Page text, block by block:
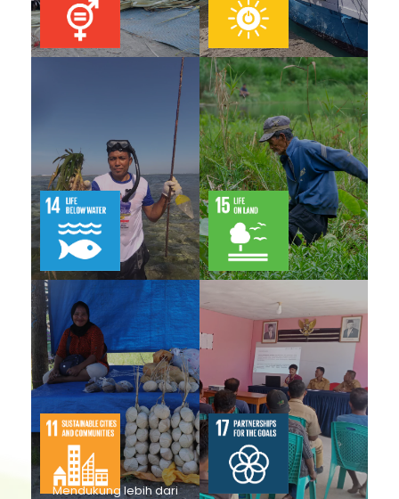
Button Button
Terdapat 57 proyek
proyek dipimpin oleh
perempuan. Hal ini
menunjukkan komitmen
terhadap kesetaraan
gender dalam semua
kegiatan.
Button
Proyek restorasi
mangrove yang
didukung oleh GEF SGP
telah berhasil
menanam lebih dari
100.000 pohon
mangrove di berbagai
wilayah program GEF
SGP Indonesia fase ke 7
Button
GEF SGP Indonesia telah
mengoperasikan 12
solusi energi terbarukan
dan efisiensi energi,
termasuk sistem
pembangkit listrik
tenaga mikrohidro dan
solar off-grid.
Button
16 Varietas tanaman
atau kultivar telah
mendapatkan sertifikasi
ekologi baru atau yang
ditingkatkan,
menunjukkan upaya
dalam konservasi
sumber daya genetik
tanaman.
Button
Mendukung lebih dari